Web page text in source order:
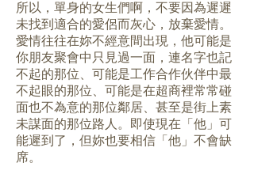
所以，單身的女生們啊，不要因為遲遲
未找到適合的愛侶而灰心，放棄愛情。
愛情往往在妳不經意間出現，他可能是
你朋友聚會中只見過一面，連名字也記
不起的那位、可能是工作合作伙伴中最
不起眼的那位、可能是在超商裡常常碰
面也不為意的那位鄰居、甚至是街上素
未謀面的那位路人。即使現在「他」可
能遲到了，但妳也要相信「他」不會缺
席。